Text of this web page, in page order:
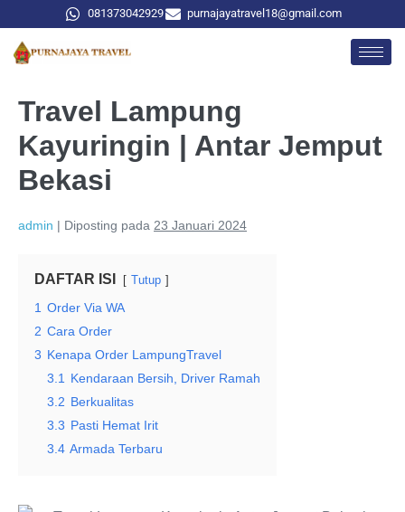
081373042929 purnajayatravel18@gmail.com
Travel Lampung
Kayuringin | Antar Jemput
Bekasi
admin | Diposting pada 23 Januari 2024
DAFTAR ISI Tutup
1 Order Via WA
2 Cara Order
3 Kenapa Order LampungTravel
3.1
Kendaraan Bersih, Driver Ramah
3.2 Berkualitas
3.3 Pasti Hemat Irit
3.4 Armada Terbaru